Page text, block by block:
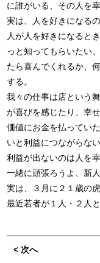
に誰がいる、その人を
実は、人を好きになる
人が人を好きになると
っと知ってもらいたい
たら喜んでくれるか、
する。
我々の仕事は店という
が喜びを感じたり、幸
価値にお金を払ってい
いと利益につながらな
利益が出ないのは人を
一緒に頑張ろうよ、新
実は、３月に２１歳の
最近若者が１人・２人
< 次へ